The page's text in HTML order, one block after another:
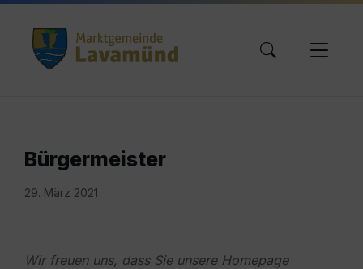
Skip
content
Skip
navigation
Skip
footer
Bürgermeister
29. März 2021
Wir freuen uns, dass Sie unsere Homepage